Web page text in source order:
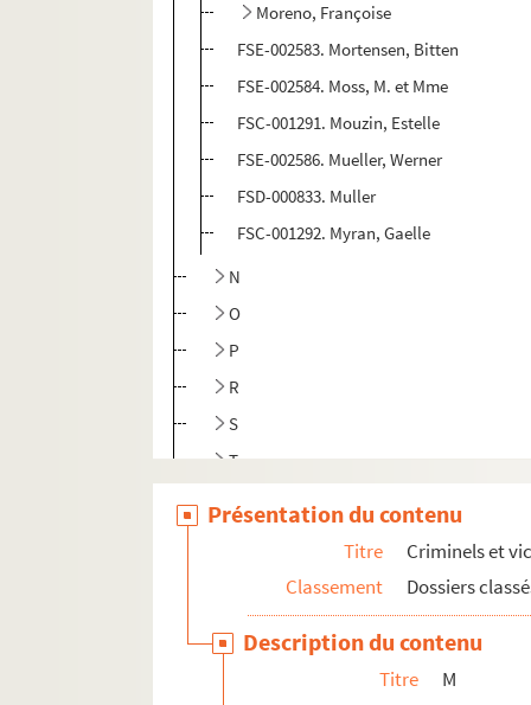
Moreno, Françoise
FSE-002583. Mortensen, Bitten
FSE-002584. Moss, M. et Mme
FSC-001291. Mouzin, Estelle
FSE-002586. Mueller, Werner
FSD-000833. Muller
FSC-001292. Myran, Gaelle
N
O
P
R
S
T
Présentation du contenu
Titre
Criminels et
Classement
Dossiers
Description du contenu
Titre M